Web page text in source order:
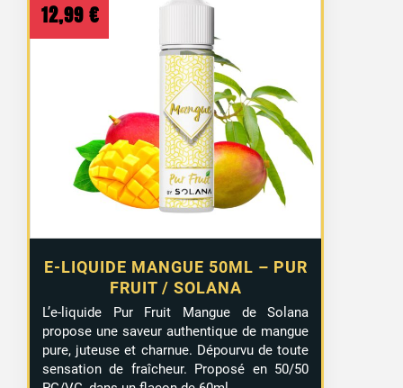
E-LIQUIDE MANGUE 50ML – PUR
FRUIT / SOLANA
12,99 €
L’e-liquide Pur Fruit Mangue de Solana
propose une saveur authentique de mangue
pure, juteuse et charnue. Dépourvu de toute
sensation de fraîcheur. Proposé en 50/50